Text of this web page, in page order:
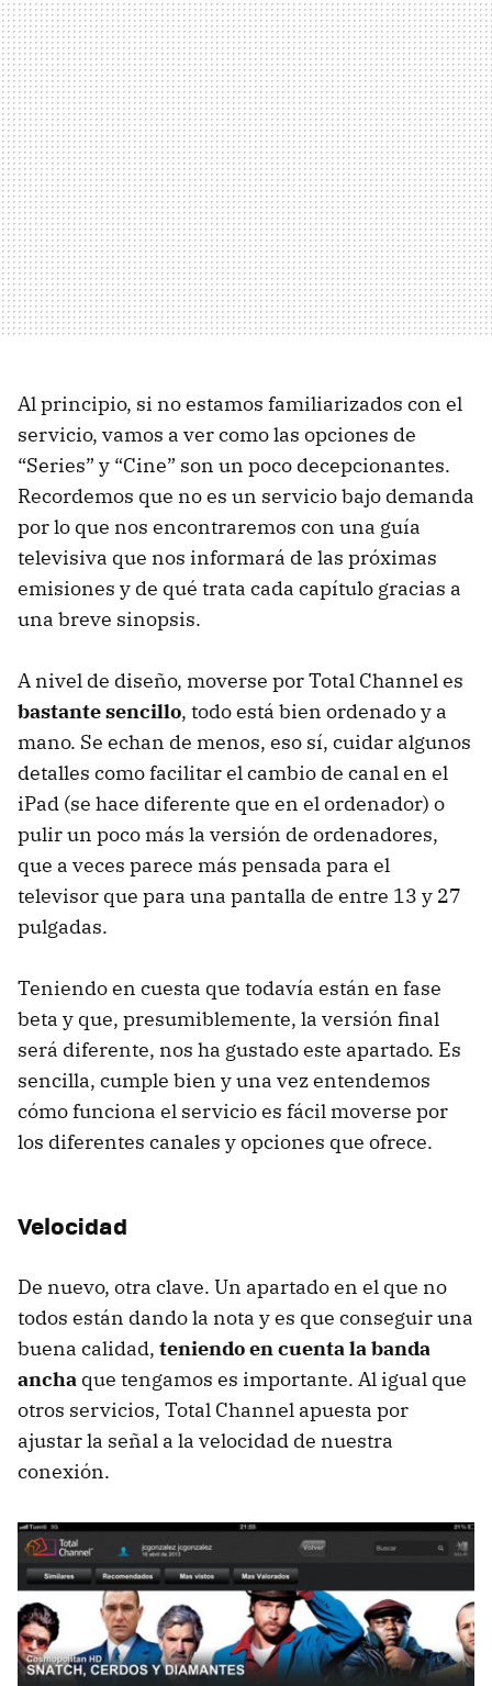
Al principio, si no estamos familiarizados con el
servicio, vamos a ver como las opciones de
“Series” y “Cine” son un poco decepcionantes.
Recordemos que no es un servicio bajo demanda
por lo que nos encontraremos con una guía
televisiva que nos informará de las próximas
emisiones y de qué trata cada capítulo gracias a
una breve sinopsis.
A nivel de diseño, moverse por Total Channel es
bastante sencillo, todo está bien ordenado y a
mano. Se echan de menos, eso sí, cuidar algunos
detalles como facilitar el cambio de canal en el
iPad (se hace diferente que en el ordenador) o
pulir un poco más la versión de ordenadores,
que a veces parece más pensada para el
televisor que para una pantalla de entre 13 y 27
pulgadas.
Teniendo en cuesta que todavía están en fase
beta y que, presumiblemente, la versión final
será diferente, nos ha gustado este apartado. Es
sencilla, cumple bien y una vez entendemos
cómo funciona el servicio es fácil moverse por
los diferentes canales y opciones que ofrece.
Velocidad
De nuevo, otra clave. Un apartado en el que no
todos están dando la nota y es que conseguir una
buena calidad, teniendo en cuenta la banda
ancha que tengamos es importante. Al igual que
otros servicios, Total Channel apuesta por
ajustar la señal a la velocidad de nuestra
conexión.